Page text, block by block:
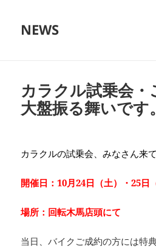
NEWS
カラクル試乗会・
大盤振る舞いです。
カラクルの試乗会、みなさん来
開催日：10月24日（土）・25日
場所：回転木馬店頭にて
当日、バイクご成約の方には特